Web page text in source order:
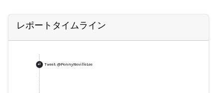
レポートタイムライン
+1 Tweet: @PennyNevilleLee